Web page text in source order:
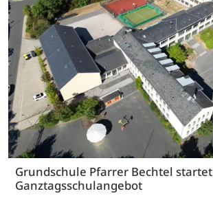
Grundschule Pfarrer Bechtel startet
Ganztagsschulangebot